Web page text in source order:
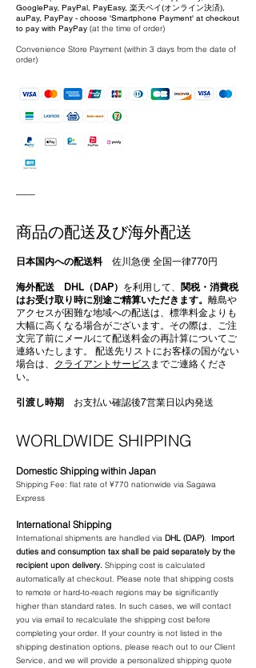
GooglePay, PayPal, PayEasy, 楽天ペイ(オンライン決済),
auPay, PayPay - choose 'Smartphone Payment' at checkout
to pay with PayPay (at the time of order)
Convenience Store Payment (within 3 days from the date of
order)
商品の配送及び海外配送
日本国内への配送料 佐川急便 全国一律770円
海外配送 DHL（DAP） を利用して、 関税・消費税
はお受け取り時に別途ご精算いただきます。 離島や
アクセスが困難な地域への配送は、標準料金よりも
大幅に高くなる場合がございます。その際は、ご注
文完了前にメールにて配送料金の再計算についてご
連絡いたします。 配送先リストにお客様の国がない
場合は、 クライアントサービス までご連絡くださ
い。
引渡し時期 お支払い確認後7営業日以内発送​
WORLDWIDE SHIPPING
Domestic Shipping within Japan
Shipping Fee: flat rate of ¥770 nationwide via Sagawa
Express
International Shipping
International shipments are handled via DHL (DAP). Import
duties and consumption tax shall be paid separately by the
recipient upon delivery. Shipping cost is calculated
automatically at checkout. Please note that shipping costs
to remote or hard-to-reach regions may be significantly
higher than standard rates. In such cases, we will contact
you via email to recalculate the shipping cost before
completing your order. If your country is not listed in the
shipping destination options, please reach out to our Client
Service, and we will provide a personalized shipping quote